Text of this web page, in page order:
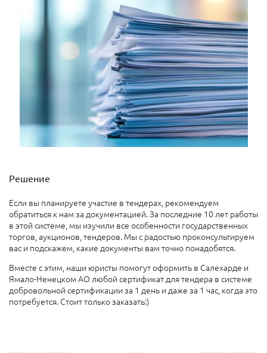
Решение
Если вы планируете участие в тендерах, рекомендуем
обратиться к нам за документацией. За последние 10 лет работы
в этой системе, мы изучили все особенности государственных
торгов, аукционов, тендеров. Мы с радостью проконсультируем
вас и подскажем, какие документы вам точно понадобятся.
Вместе с этим, наши юристы помогут оформить в Салехарде и
Ямало-Ненецком АО любой сертификат для тендера в системе
добровольной сертификации за 1 день и даже за 1 час, когда это
потребуется. Стоит только заказать:)